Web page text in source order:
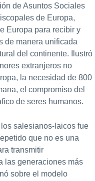
de Asuntos Sociales
de Europa,
Europa para recibir y
de manera unificada
del continente. Ilustró
extranjeros no
la necesidad de 800
el compromiso del
de seres humanos.
salesianos-laicos fue
que no es una
transmitir
las generaciones más
sobre el modelo